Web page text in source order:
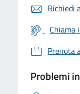
Richiedi
Chiama
Prenota
Problemi